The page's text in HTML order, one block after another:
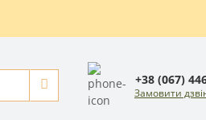
+38 (067)
Замовити